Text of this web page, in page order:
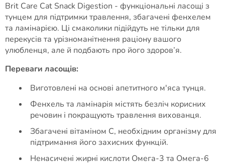
Brit Care Cat Snack Digestion - функціональні ласощі з
тунцем для підтримки травлення, збагачені фенхелем
та ламінарією. Ці смаколики підійдуть не тільки для
перекусів та урізноманітнення раціону вашого
улюбленця, але й подбають про його здоров’я.
Переваги ласощів:
Виготовлені на основі апетитного м'яса тунця.
Фенхель та ламінарія містять безліч корисних
речовин і покращують травлення вихованця.
Збагачені вітаміном С, необхідним організму для
підтримання його захисних функцій.
Ненасичені жирні кислоти Омега-3 та Омега-6